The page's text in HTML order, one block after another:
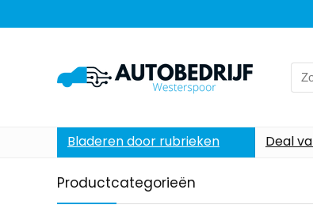
for:
Bladeren door rubrieken Deal
Productcategorieën